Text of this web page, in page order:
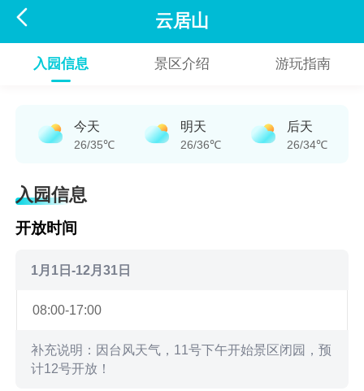
 云居山
入园信息 景区介绍 游玩指南
今天
26/35℃
明天
26/36℃
后天
26/34℃
入园信息
开放时间
1月1日-12月31日
08:00-17:00
补充说明：因台风天气，11号下午开始景区闭园，预
计12号开放！